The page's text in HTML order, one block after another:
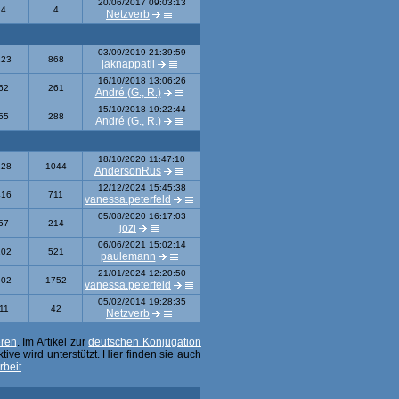
4 4
20/06/2017 09:03:13
Netzverb
868
03/09/2019 21:39:59
jaknappatil
261
16/10/2018 13:06:26
André (G., R.)
288
15/10/2018 19:22:44
André (G., R.)
1044
18/10/2020 11:47:10
AndersonRus
711
12/12/2024 15:45:38
vanessa.peterfeld
214
05/08/2020 16:17:03
jozi
521
06/06/2021 15:02:14
paulemann
1752
21/01/2024 12:20:50
vanessa.peterfeld
11 42
05/02/2014 19:28:35
Netzverb
. Im Artikel zurdeutschen Konjugation
wird unterstützt. Hier finden sie auch
.